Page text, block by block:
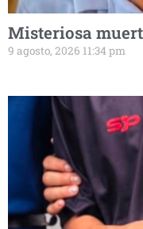
Misteriosa
9 agosto, 2026 11:34 pm